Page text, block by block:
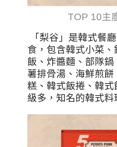
TOP 10主
「梨谷」是韓式餐
食，包含韓式小菜
飯、炸醬麵、部隊
薯排骨湯、海鮮煎
糕、韓式飯捲、韓
級多，知名的韓式料